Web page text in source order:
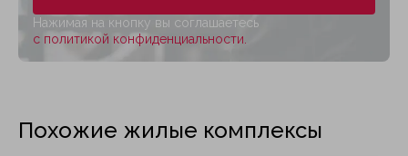
Нажимая на кнопку вы соглашаетесь
с политикой конфиденциальности.
Похожие жилые комплексы